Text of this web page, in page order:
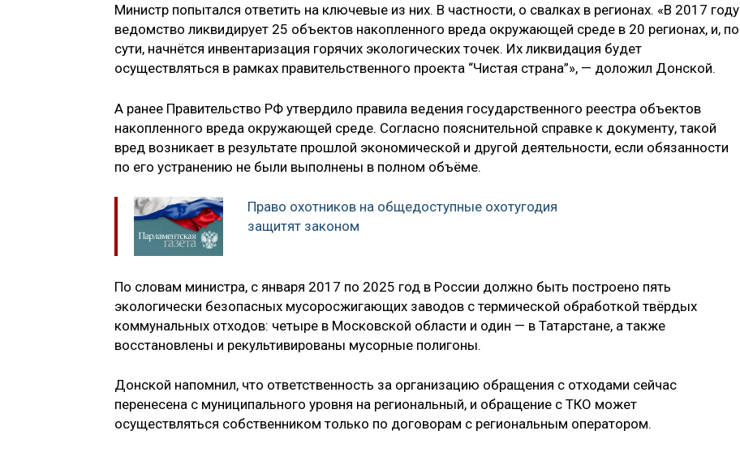
Министр попытался ответить на ключевые из них. В частности, о свалках в регионах. «В 2017 году
ведомство ликвидирует 25 объектов накопленного вреда окружающей среде в 20 регионах, и, по
сути, начнётся инвентаризация горячих экологических точек. Их ликвидация будет
осуществляться в рамках правительственного проекта “Чистая страна”», — доложил Донской.
А ранее Правительство РФ утвердило правила ведения государственного реестра объектов
накопленного вреда окружающей среде. Согласно пояснительной справке к документу, такой
вред возникает в результате прошлой экономической и другой деятельности, если обязанности
по его устранению не были выполнены в полном объёме.
Право охотников на общедоступные охотугодия
защитят законом
По словам министра, с января 2017 по 2025 год в России должно быть построено пять
экологически безопасных мусоросжигающих заводов с термической обработкой твёрдых
коммунальных отходов: четыре в Московской области и один — в Татарстане, а также
восстановлены и рекультивированы мусорные полигоны.
Донской напомнил, что ответственность за организацию обращения с отходами сейчас
перенесена с муниципального уровня на региональный, и обращение с ТКО может
осуществляться собственником только по договорам с региональным оператором.